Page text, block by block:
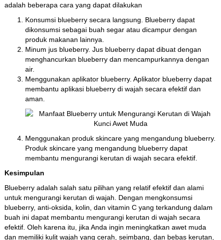
adalah beberapa cara yang dapat dilakukan
Konsumsi blueberry secara langsung. Blueberry dapat
dikonsumsi sebagai buah segar atau dicampur dengan
produk makanan lainnya.
Minum jus blueberry. Jus blueberry dapat dibuat dengan
menghancurkan blueberry dan mencampurkannya dengan
air.
Menggunakan aplikator blueberry. Aplikator blueberry dapat
membantu aplikasi blueberry di wajah secara efektif dan
aman.
Menggunakan produk skincare yang mengandung blueberry.
Produk skincare yang mengandung blueberry dapat
membantu mengurangi kerutan di wajah secara efektif.
Kesimpulan
Blueberry adalah salah satu pilihan yang relatif efektif dan alami
untuk mengurangi kerutan di wajah. Dengan mengkonsumsi
blueberry, anti-oksida, kolin, dan vitamin C yang terkandung dalam
buah ini dapat membantu mengurangi kerutan di wajah secara
efektif. Oleh karena itu, jika Anda ingin meningkatkan awet muda
dan memiliki kulit wajah yang cerah, seimbang, dan bebas kerutan,